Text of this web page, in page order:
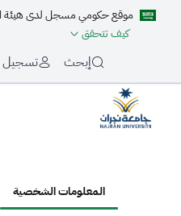
موقع حكومي مسجل لدى هيئة
كيف تتحقق
إبحث
المعلومات الشخصية